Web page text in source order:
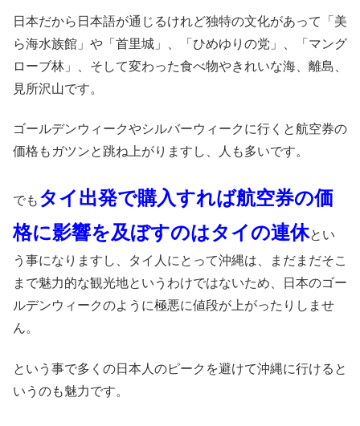
日本だから日本語が通じるけれど独特の文化があって「美
ら海水族館」や「首里城」、「ひめゆりの党」、「マング
ローブ林」、そして変わった食べ物やきれいな海、離島、
見所沢山です。
ゴールデンウィークやシルバーウィークに行くと航空券の
価格もガツンと跳ね上がりますし、人も多いです。
でも タイ出発で購入すれば航空券の価
格に影響を及ぼすのはタイの連休とい
う事になりますし、タイ人にとって沖縄は、まだまだそこ
まで魅力的な観光地というわけではないため、日本のゴー
ルデンウィークのように極悪に値段が上がったりしませ
ん。
という事で多くの日本人のピークを避けて沖縄に行けると
いうのも魅力です。